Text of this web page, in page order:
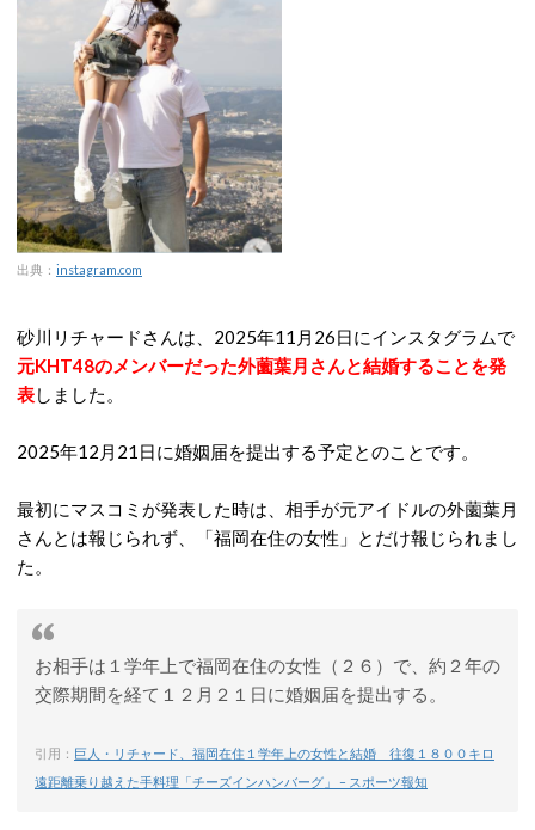
出典： instagram.com
砂川リチャードさんは、2025年11月26日にインスタグラムで
元KHT48のメンバーだった外薗葉月さんと結婚することを発
表しました。
2025年12月21日に婚姻届を提出する予定とのことです。
最初にマスコミが発表した時は、相手が元アイドルの外薗葉月
さんとは報じられず、「福岡在住の女性」とだけ報じられまし
た。
お相手は１学年上で福岡在住の女性（２６）で、約２年の
交際期間を経て１２月２１日に婚姻届を提出する。
引用： 巨人・リチャード、福岡在住１学年上の女性と結婚 往復１８００キロ
遠距離乗り越えた手料理「チーズインハンバーグ」 – スポーツ報知